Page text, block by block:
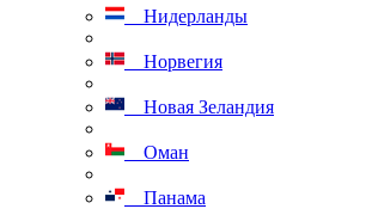
Нидерланды
Норвегия
Новая Зеландия
Оман
Панама